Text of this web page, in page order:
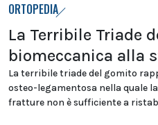
ORTOPEDIA
La Terribile Triade
biomeccanica alla
La terribile triade del gomito
osteo-legamentosa nella quale
fratture non è sufficiente a